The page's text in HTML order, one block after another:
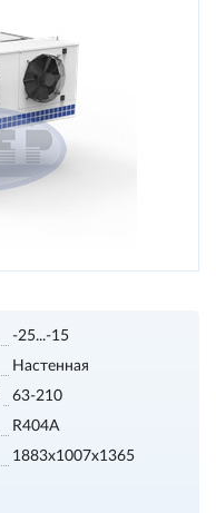
-25...-15
Настенная
63-210
R404A
1883х1007х1365